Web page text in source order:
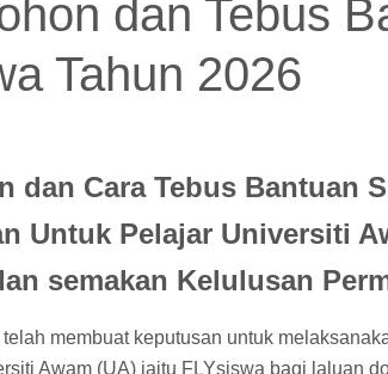
dan Tebus
Tahun 2026
dan Cara Tebus Bantuan
Untuk Pelajar Universiti
semakan Kelulusan
membuat keputusan untuk
Awam (UA) iaitu FLYsiswa bagi laluan